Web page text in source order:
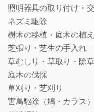
特許事務所・特許出
意匠登録に強い事務
商標登録・出願に強
カメラマン
結婚式の写真撮影
フォトウエディング
家族写真・記念写真
遺影・生前撮影
照明器具の取り付け・
ネズミ駆除
樹木の移植・庭木の植
芝張り・芝生の手入れ
草むしり・草取り・除草
庭木の伐採
草刈り・芝刈り
害鳥駆除（鳩・カラス）